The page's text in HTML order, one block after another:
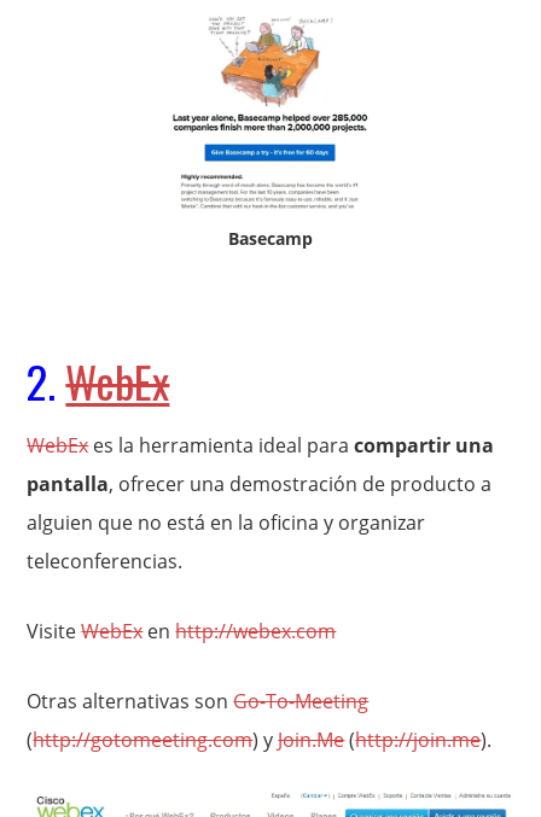
Basecamp
2.WebEx
WebExes la herramienta ideal paracompartir una
pantalla, ofrecer una demostración de producto a
alguien que no está en la oficina y organizar
teleconferencias.
VisiteWebExenhttp://webex.com
Otras alternativas sonGo-To-Meeting
(http://gotomeeting.com) yJoin.Me(http://join.me).